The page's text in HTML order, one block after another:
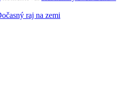
raj na zemi